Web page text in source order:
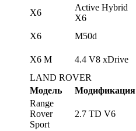
X6
Active Hybrid
X6
X6
M50d
X6 M
4.4 V8 xDrive
LAND ROVER
Модель
Модификация
Range
Rover
Sport
2.7 TD V6